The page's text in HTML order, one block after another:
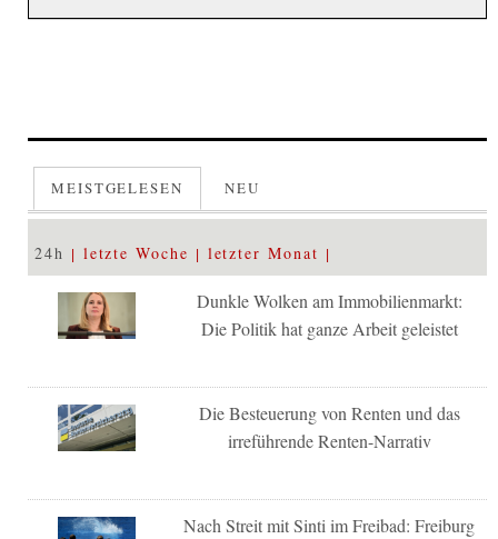
MEISTGELESEN NEU
24h letzte Woche letzter Monat
Dunkle Wolken am Immobilienmarkt:
Die Politik hat ganze Arbeit geleistet
Die Besteuerung von Renten und das
irreführende Renten-Narrativ
Nach Streit mit Sinti im Freibad: Freiburg